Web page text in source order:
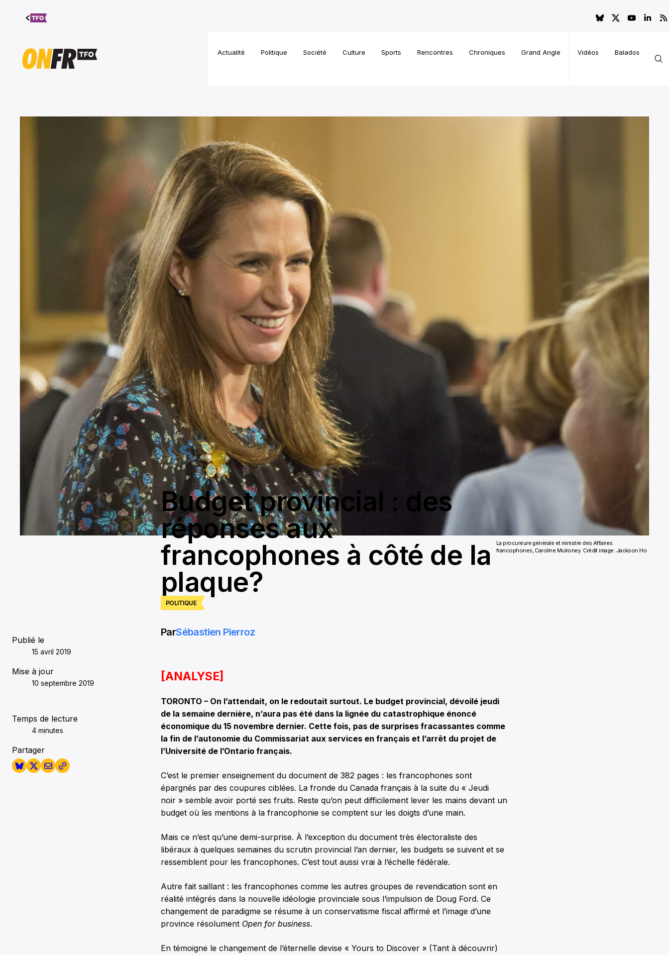
Aller au
contenu
Actualité Politique Société Culture Sports Rencontres Chroniques Grand Angle Vidéos Balados
La procureure générale et ministre des Affaires
francophones, Caroline Mulroney. Crédit image: Jackson Ho
POLITIQUE
Budget provincial : des
réponses aux
francophones à côté de la
plaque?
Publié le
15 avril 2019
Mise à jour
10 septembre 2019
Temps de lecture
4 minutes
Partager
ParSébastien Pierroz
[ANALYSE]
TORONTO – On l’attendait, on le redoutait surtout. Le budget provincial, dévoilé jeudi
de la semaine dernière, n’aura pas été dans la lignée du catastrophique énoncé
économique du 15 novembre dernier. Cette fois, pas de surprises fracassantes comme
la fin de l’autonomie du Commissariat aux services en français et l’arrêt du projet de
l’Université de l’Ontario français.
C’est le premier enseignement du document de 382 pages : les francophones sont
épargnés par des coupures ciblées. La fronde du Canada français à la suite du « Jeudi
noir » semble avoir porté ses fruits. Reste qu’on peut difficilement lever les mains devant un
budget où les mentions à la francophonie se comptent sur les doigts d’une main.
Mais ce n’est qu’une demi-surprise. À l’exception du document très électoraliste des
libéraux à quelques semaines du scrutin provincial l’an dernier, les budgets se suivent et se
ressemblent pour les francophones. C’est tout aussi vrai à l’échelle fédérale.
Autre fait saillant : les francophones comme les autres groupes de revendication sont en
réalité intégrés dans la nouvelle idéologie provinciale sous l’impulsion de Doug Ford. Ce
changement de paradigme se résume à un conservatisme fiscal affirmé et l’image d’une
province résolument Open for business.
En témoigne le changement de l’éternelle devise « Yours to Discover » (Tant à découvrir)